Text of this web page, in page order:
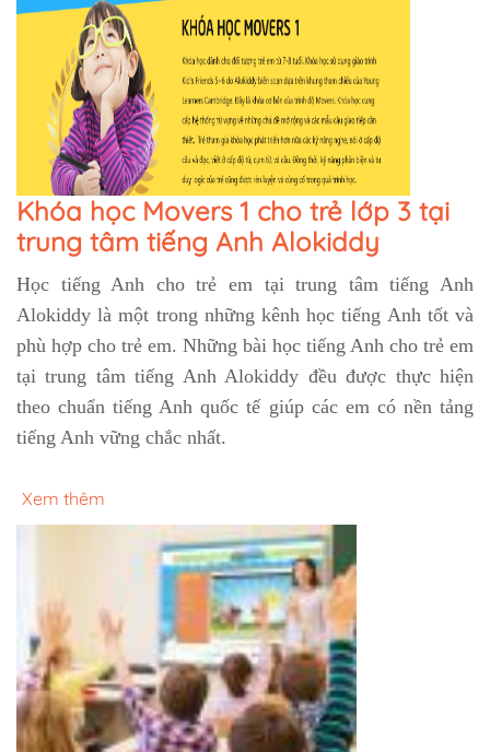
Khóa học Movers 1 cho trẻ lớp 3 tại
trung tâm tiếng Anh Alokiddy
Học tiếng Anh cho trẻ em tại trung tâm tiếng Anh
Alokiddy là một trong những kênh học tiếng Anh tốt và
phù hợp cho trẻ em. Những bài học tiếng Anh cho trẻ em
tại trung tâm tiếng Anh Alokiddy đều được thực hiện
theo chuẩn tiếng Anh quốc tế giúp các em có nền tảng
tiếng Anh vững chắc nhất.
Xem thêm